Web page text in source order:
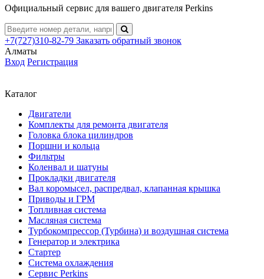
Официальный сервис для вашего двигателя Perkins
+7(727)310-82-79 Заказать обратный звонок
Алматы
Вход Регистрация
Каталог
Двигатели
Комплекты для ремонта двигателя
Головка блока цилиндров
Поршни и кольца
Фильтры
Коленвал и шатуны
Прокладки двигателя
Вал коромысел, распредвал, клапанная крышка
Приводы и ГРМ
Топливная система
Масляная система
Турбокомпрессор (Турбина) и воздушная система
Генератор и электрика
Стартер
Система охлаждения
Сервис Perkins